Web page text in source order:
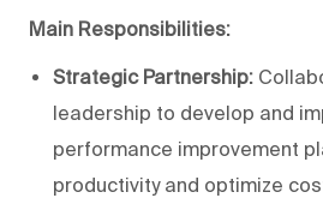
Main Responsibilities:
Strategic Partnership:
leadership to develop and
performance improvement
productivity and optimize